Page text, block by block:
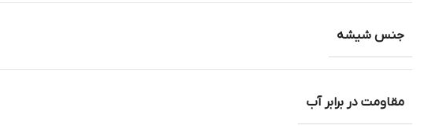
جنس شیشه
مقاومت در برابر آب